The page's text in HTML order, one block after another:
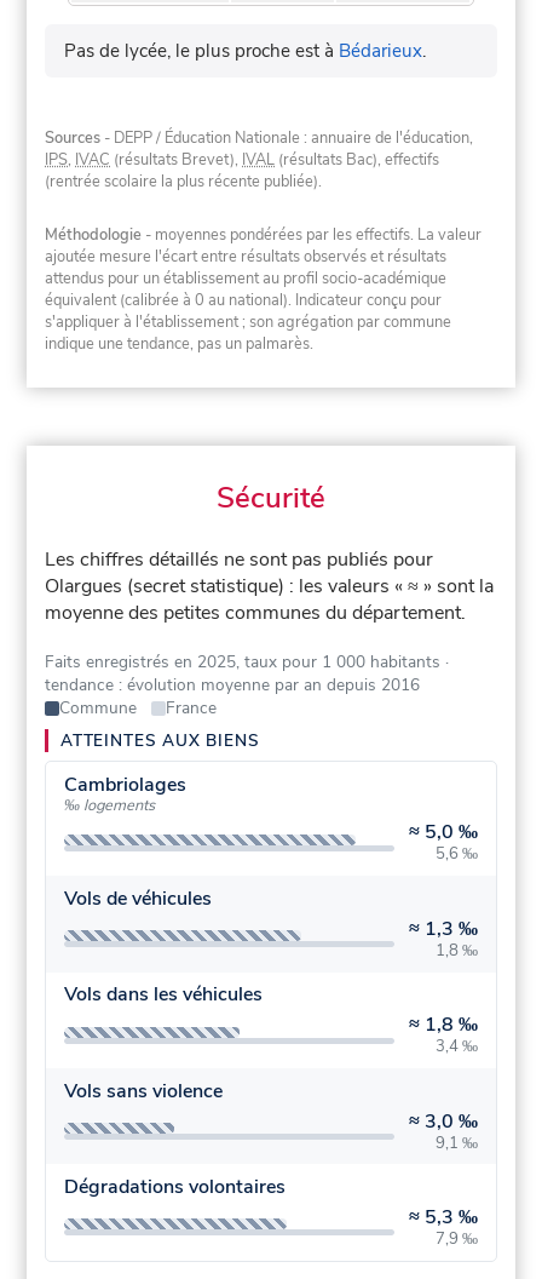
Pas de lycée, le plus proche est à Bédarieux.
Sources - DEPP / Éducation Nationale : annuaire de l'éducation,
IPS, IVAC (résultats Brevet), IVAL (résultats Bac), effectifs
(rentrée scolaire la plus récente publiée).
Méthodologie - moyennes pondérées par les effectifs. La valeur
ajoutée mesure l'écart entre résultats observés et résultats
attendus pour un établissement au profil socio-académique
équivalent (calibrée à 0 au national). Indicateur conçu pour
s'appliquer à l'établissement ; son agrégation par commune
indique une tendance, pas un palmarès.
Sécurité
Les chiffres détaillés ne sont pas publiés pour
Olargues (secret statistique) : les valeurs « ≈ » sont la
moyenne des petites communes du département.
Faits enregistrés en 2025, taux pour 1 000 habitants ·
tendance : évolution moyenne par an depuis 2016
Commune
France
ATTEINTES AUX BIENS
Cambriolages
‰ logements
≈ 5,0 ‰
5,6 ‰
Vols de véhicules
≈ 1,3 ‰
1,8 ‰
Vols dans les véhicules
≈ 1,8 ‰
3,4 ‰
Vols sans violence
≈ 3,0 ‰
9,1 ‰
Dégradations volontaires
≈ 5,3 ‰
7,9 ‰